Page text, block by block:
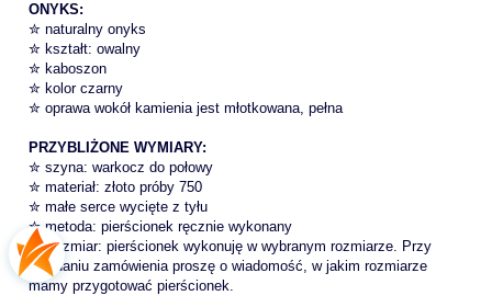
ONYKS:
✮ naturalny onyks
✮ kształt: owalny
✮ kaboszon
✮ kolor czarny
✮ oprawa wokół kamienia jest młotkowana, pełna
PRZYBLIŻONE WYMIARY:
✮ szyna: warkocz do połowy
✮ materiał: złoto próby 750
✮ małe serce wycięte z tyłu
✮ metoda: pierścionek ręcznie wykonany
✮ Rozmiar: pierścionek wykonuję w wybranym rozmiarze. Przy
składaniu zamówienia proszę o wiadomość, w jakim rozmiarze
mamy przygotować pierścionek.